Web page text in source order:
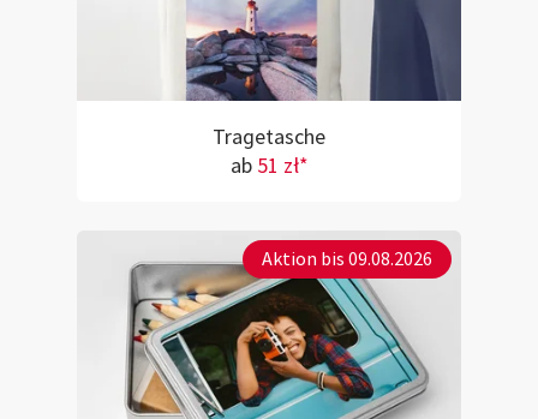
Tragetasche
ab 51 zł*
Aktion bis 09.08.2026